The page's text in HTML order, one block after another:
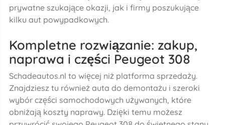
prywatne szukające okazji, jak i firmy poszukujące
kilku aut powypadkowych.
Kompletne rozwiązanie: zakup,
naprawa i części Peugeot 308
Schadeautos.nl to więcej niż platforma sprzedaży.
Znajdziesz tu również auta do demontażu i szeroki
wybór części samochodowych używanych, które
obniżają koszty naprawy. Dzięki temu możesz